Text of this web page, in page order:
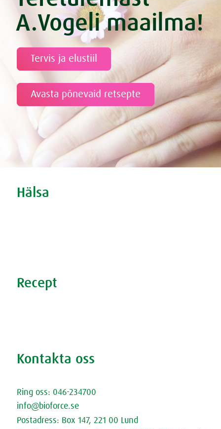
A.Vogeli maailma!
Tervis ja elustiil
Avasta põnevaid retsepte
Hälsa
Recept
Kontakta oss
Ring oss: 046-234700
info@bioforce.se
Postadress: Box 147, 221 00 Lund